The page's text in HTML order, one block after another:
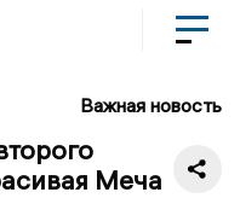
Важная новость
Меча